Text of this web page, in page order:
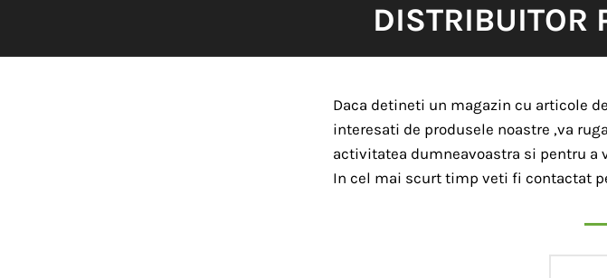
DISTRIBUITOR
Daca detineti un magazin cu articole
interesati de produsele noastre ,va
activitatea dumneavoastra si pentru a
In cel mai scurt timp veti fi contactat